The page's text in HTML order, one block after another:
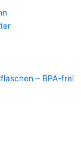
– BPA-frei